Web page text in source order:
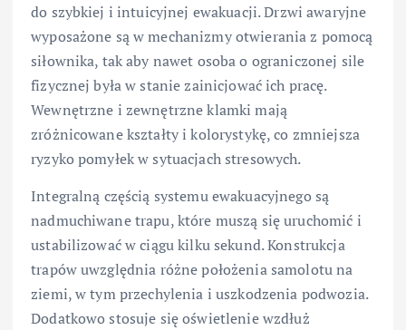
do szybkiej i intuicyjnej ewakuacji. Drzwi awaryjne
wyposażone są w mechanizmy otwierania z pomocą
siłownika, tak aby nawet osoba o ograniczonej sile
fizycznej była w stanie zainicjować ich pracę.
Wewnętrzne i zewnętrzne klamki mają
zróżnicowane kształty i kolorystykę, co zmniejsza
ryzyko pomyłek w sytuacjach stresowych.
Integralną częścią systemu ewakuacyjnego są
nadmuchiwane trapu, które muszą się uruchomić i
ustabilizować w ciągu kilku sekund. Konstrukcja
trapów uwzględnia różne położenia samolotu na
ziemi, w tym przechylenia i uszkodzenia podwozia.
Dodatkowo stosuje się oświetlenie wzdłuż